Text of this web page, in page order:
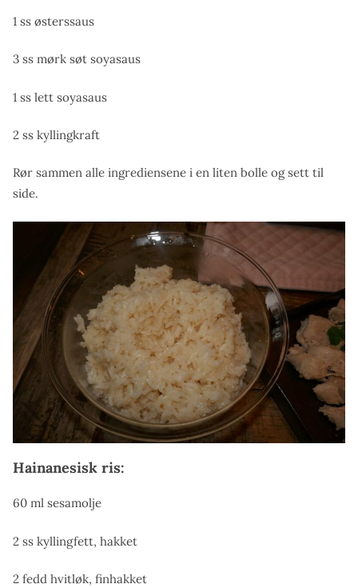
1 ss østerssaus
3 ss mørk søt soyasaus
1 ss lett soyasaus
2 ss kyllingkraft
Rør sammen alle ingrediensene i en liten bolle og sett til
side.
Hainanesisk ris:
60 ml sesamolje
2 ss kyllingfett, hakket
2 fedd hvitløk, finhakket